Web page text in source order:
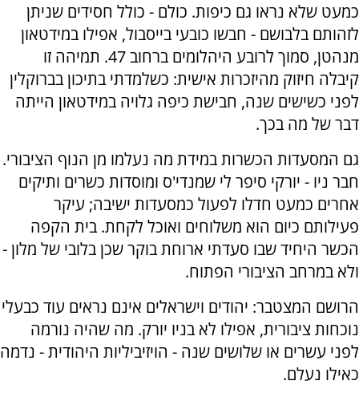
כמעט שלא נראו גם כיפות. כולם - כולל חסידים שניתן
לזהותם בלבושם - חבשו כובעי בייסבול, אפילו במידטאון
מנהטן, סמוך לרובע היהלומים ברחוב 47. תמיהה זו
קיבלה חיזוק מהיזכרות אישית: כשלמדתי בתיכון בברוקלין
לפני כשישים שנה, חבישת כיפה גלויה במידטאון הייתה
דבר של מה בכך.
גם המסעדות הכשרות במידת מה נעלמו מן הנוף הציבורי.
חבר ניו - יורקי סיפר לי שמנדי'ס ומוסדות כשרים ותיקים
אחרים כמעט חדלו לפעול כמסעדות ישיבה; עיקר
פעילותם כיום הוא משלוחים ואוכל לקחת. בית הקפה
הכשר היחיד שבו סעדתי ארוחת בוקר שכן בלובי של מלון -
ולא במרחב הציבורי הפתוח.
הרושם המצטבר: יהודים וישראלים אינם נראים עוד כבעלי
נוכחות ציבורית, אפילו לא בניו יורק. מה שהיה נורמה
לפני עשרים או שלושים שנה - הויזיביליות היהודית - נדמה
כאילו נעלם.